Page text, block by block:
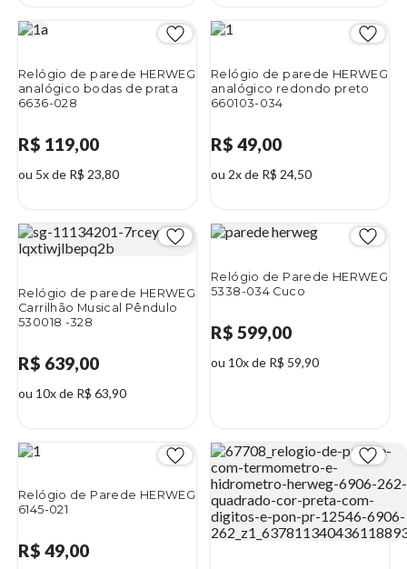
Relógio de parede HERWEG
analógico bodas de prata
6636-028
R$ 119,00
ou 5x de R$ 23,80
Relógio de parede HERWEG
analógico redondo preto
660103-034
R$ 49,00
ou 2x de R$ 24,50
Relógio de parede HERWEG
Carrilhão Musical Pêndulo
530018 -328
R$ 639,00
ou 10x de R$ 63,90
Relógio de Parede HERWEG
5338-034 Cuco
R$ 599,00
ou 10x de R$ 59,90
Relógio de Parede HERWEG
6145-021
R$ 49,00